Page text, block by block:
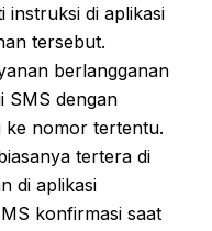
instruksi di aplikasi
tersebut.
berlangganan
SMS dengan
ke nomor tertentu.
tertera di
di aplikasi
konfirmasi saat